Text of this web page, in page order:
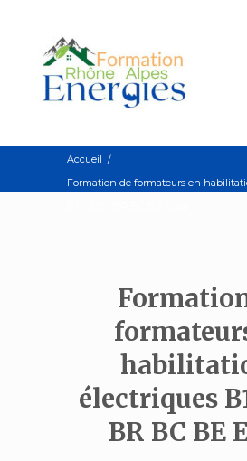
Accueil /
Formation de formateurs en
électriques
BR BC BE